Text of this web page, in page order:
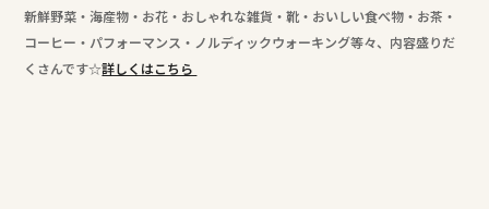
新鮮野菜・海産物・お花・おしゃれな雑貨・靴・おいしい食べ物・お茶・
コーヒー・パフォーマンス・ノルディックウォーキング等々、内容盛りだ
くさんです☆詳しくはこちら